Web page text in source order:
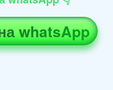
whatsApp